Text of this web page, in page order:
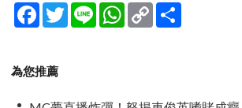
Facebook
TwitterLine WhatsApp
Copy
Link
為您推薦